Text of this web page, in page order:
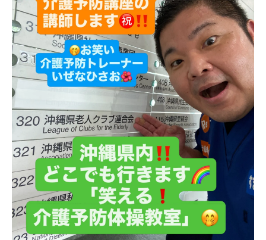
訪問型サービスのメリットと活用法
沖縄県内高齢者に届ける安心の体操講座
沖縄県内で受けられる講座内容早見表
高齢者に寄り添う専門家のサポート体制
地域で広がる介護予防体操の輪
自宅や公民館で無理なく始めるコツ
安心して続けられる体操プログラムの工夫
自宅や地域で学べる介護予防の最新メソッド
自宅学習向けおすすめ体操メニュー一覧
地域ごとの講座実施状況をチェック
継続しやすい運動習慣の作り方
専門家直伝！体操の効果を高める秘訣